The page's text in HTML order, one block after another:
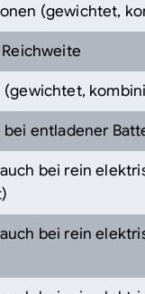
(gewichtet,
(gewichtet,
bei entladener
bei rein
bei rein